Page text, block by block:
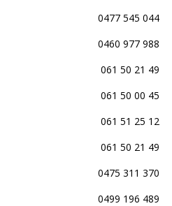
0477 545 044
0460 977 988
061 50 21 49
061 50 00 45
061 51 25 12
061 50 21 49
0475 311 370
0499 196 489